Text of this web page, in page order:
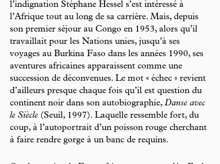
l’indignation Stéphane Hessel s’est intéressé à
l’Afrique tout au long de sa carrière. Mais, depuis
son premier séjour au Congo en 1953, alors qu’il
travaillait pour les Nations unies, jusqu’à ses
voyages au Burkina Faso dans les années 1990, ses
aventures africaines apparaissent comme une
succession de déconvenues. Le mot « échec » revient
d’ailleurs presque chaque fois qu’il est question du
continent noir dans son autobiographie, Danse avec
le Siècle (Seuil, 1997). Laquelle ressemble fort, du
coup, à l’autoportrait d’un poisson rouge cherchant
à faire rendre gorge à un banc de requins.